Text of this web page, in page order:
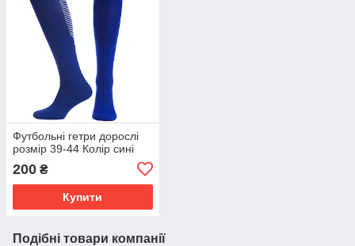
Футбольні гетри дорослі
розмір 39-44 Колір сині
200 ₴
Купити
Подібні товари компанії